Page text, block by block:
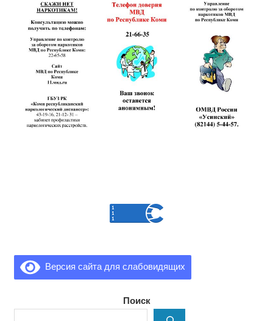
Версия сайта для слабовидящих
Поиск